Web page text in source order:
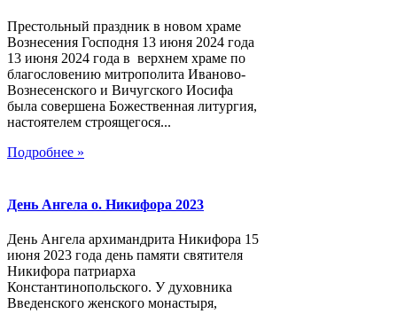
Престольный праздник в новом храме
Вознесения Господня 13 июня 2024 года
13 июня 2024 года в верхнем храме по
благословению митрополита Иваново-
Вознесенского и Вичугского Иосифа
была совершена Божественная литургия,
настоятелем строящегося...
Подробнее »
День Ангела о. Никифора 2023
День Ангела архимандрита Никифора 15
июня 2023 года день памяти святителя
Никифора патриарха
Константинопольского. У духовника
Введенского женского монастыря,